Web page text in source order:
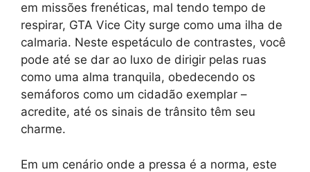
em missões frenéticas, mal tendo tempo de
respirar, GTA Vice City surge como uma ilha de
calmaria. Neste espetáculo de contrastes, você
pode até se dar ao luxo de dirigir pelas ruas
como uma alma tranquila, obedecendo os
semáforos como um cidadão exemplar –
acredite, até os sinais de trânsito têm seu
charme.
Em um cenário onde a pressa é a norma, este